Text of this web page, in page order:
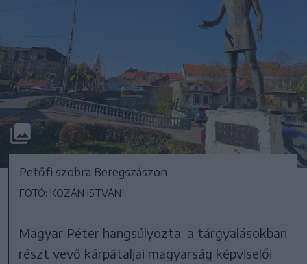
Petőfi szobra Beregszászon
FOTÓ: KOZÁN ISTVÁN
Magyar Péter hangsúlyozta: a tárgyalásokban
részt vevő kárpátaljai magyarság képviselői